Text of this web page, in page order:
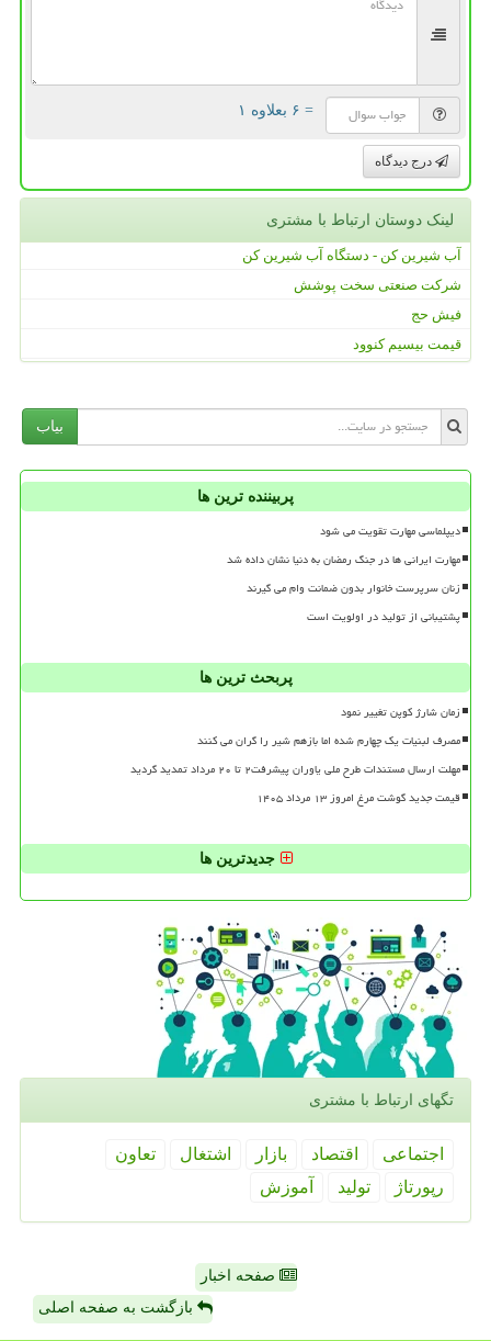
= ۶ بعلاوه ۱
درج دیدگاه
لینک دوستان ارتباط با مشتری
آب شیرین کن - دستگاه آب شیرین کن
شرکت صنعتی سخت پوشش
فیش حج
قیمت بیسیم کنوود
بیاب
پربیننده ترین ها
دیپلماسی مهارت تقویت می شود
مهارت ایرانی ها در جنگ رمضان به دنیا نشان داده شد
زنان سرپرست خانوار بدون ضمانت وام می گیرند
پشتیبانی از تولید در اولویت است
پربحث ترین ها
زمان شارژ کوپن تغییر نمود
مصرف لبنیات یک چهارم شده اما بازهم شیر را گران می کنند
مهلت ارسال مستندات طرح ملی یاوران پیشرفت۲ تا ۲۰ مرداد تمدید گردید
قیمت جدید گوشت مرغ امروز ۱۳ مرداد ۱۴۰۵
جدیدترین ها
تگهای ارتباط با مشتری
اجتماعی اقتصاد بازار اشتغال
تعاون
رپورتاژ
تولید آموزش
صفحه اخبار
بازگشت به صفحه اصلی